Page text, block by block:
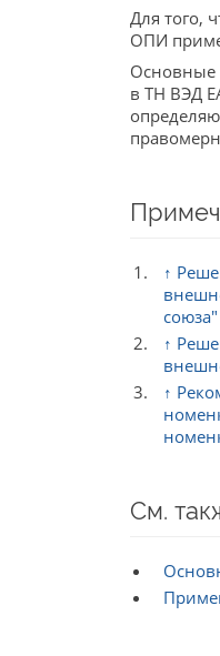
Для того,
ОПИ
Основные
в ТН ВЭД
↑
союза"
↑
↑
См.